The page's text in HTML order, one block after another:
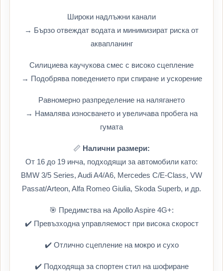
Широки надлъжни канали
→ Бързо отвеждат водата и минимизират риска от
аквапланинг
Силициева каучукова смес с високо сцепление
→ Подобрява поведението при спиране и ускорение
Равномерно разпределение на налягането
→ Намалява износването и увеличава пробега на
гумата
📏 Налични размери:
От 16 до 19 инча, подходящи за автомобили като:
BMW 3/5 Series, Audi A4/A6, Mercedes C/E-Class, VW
Passat/Arteon, Alfa Romeo Giulia, Skoda Superb, и др.
🎯 Предимства на Apollo Aspire 4G+:
✔️ Превъзходна управляемост при висока скорост
✔️ Отлично сцепление на мокро и сухо
✔️ Подходяща за спортен стил на шофиране